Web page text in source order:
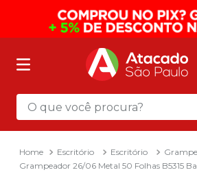
O que você procura?
Escritório Escritório
Grampeador 26/06 Metal 50 Folhas B5315
Termos mais buscados
mochila
2 º sacola